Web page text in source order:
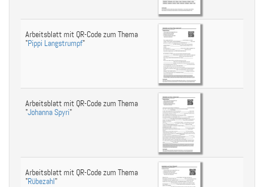
Arbeitsblatt mit QR-Code zum Thema
"Pippi Langstrumpf"
Arbeitsblatt mit QR-Code zum Thema
"Johanna Spyri"
Arbeitsblatt mit QR-Code zum Thema
"Rübezahl"